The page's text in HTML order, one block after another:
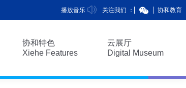
播放音乐 关注我们 ： 协和教育
协和特色
Xiehe Features
云展厅
Digital Museum
Xiehe Features
云展厅
Digital Museum